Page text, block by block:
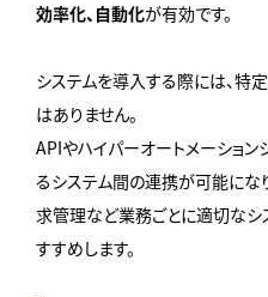
効率化、自動化が有効です。
システムを導入する際には、特
はありません。
APIやハイパーオートメーショ
るシステム間の連携が可能にな
求管理など業務ごとに適切なシ
すすめします。